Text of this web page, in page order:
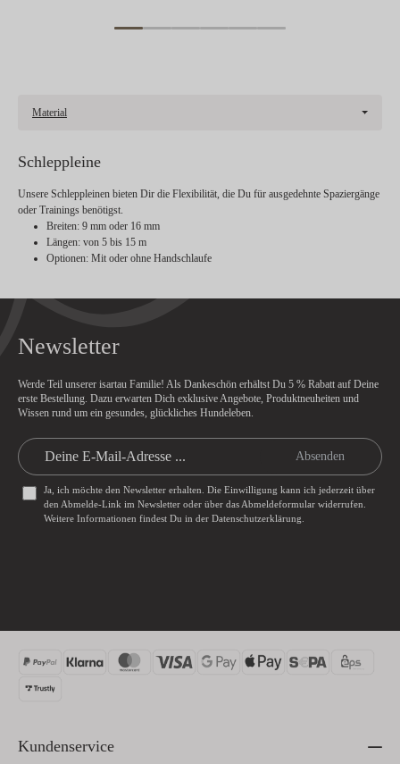
Material
Schleppleine
Unsere Schleppleinen bieten Dir die Flexibilität, die Du für ausgedehnte Spaziergänge
oder Trainings benötigst.
Breiten: 9 mm oder 16 mm
Längen: von 5 bis 15 m
Optionen: Mit oder ohne Handschlaufe
Newsletter
Werde Teil unserer isartau Familie! Als Dankeschön erhältst Du 5 % Rabatt auf Deine
erste Bestellung. Dazu erwarten Dich exklusive Angebote, Produktneuheiten und
Wissen rund um ein gesundes, glückliches Hundeleben.
Absenden
Ja, ich möchte den Newsletter erhalten. Die Einwilligung kann ich jederzeit über
den Abmelde-Link im Newsletter oder über das Abmeldeformularwiderrufen.
Weitere Informationen findest Du in der Datenschutzerklärung
Kundenservice